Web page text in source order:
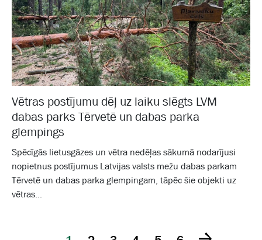
Vētras postījumu dēļ uz laiku slēgts LVM
dabas parks Tērvetē un dabas parka
glempings
Spēcīgās lietusgāzes un vētra nedēļas sākumā nodarījusi
nopietnus postījumus Latvijas valsts mežu dabas parkam
Tērvetē un dabas parka glempingam, tāpēc šie objekti uz
vētras...